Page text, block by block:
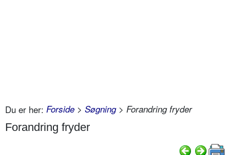
Du er her: Forside > Søgning> Forandring fryder
Forandring fryder